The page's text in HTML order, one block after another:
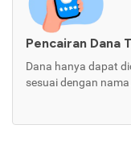
Pencairan Dana
Dana hanya dapat
sesuai dengan nama